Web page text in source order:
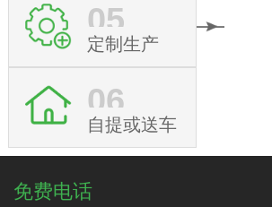
05
定制生产
06
自提或送车
免费电话